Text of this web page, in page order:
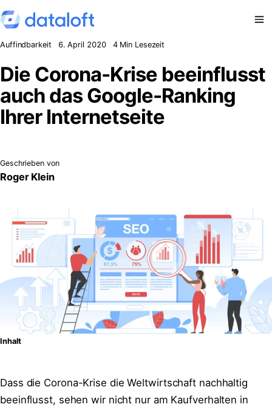
Zum Inhalt springen
Auffindbarkeit 6. April 2020 4 Min Lesezeit
Die Corona-Krise beeinflusst
auch das Google-Ranking
Ihrer Internetseite
Geschrieben von
Roger Klein
Inhalt
Dass die Corona-Krise die Weltwirtschaft nachhaltig
beeinflusst, sehen wir nicht nur am Kaufverhalten in